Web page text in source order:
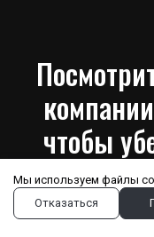
чтобы
наших
Выбирая нашу
Мы используем файлы
Отказаться